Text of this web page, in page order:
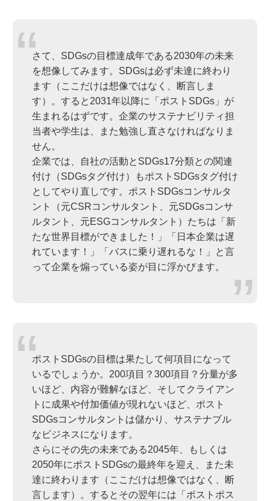
さて、SDGsの目標達成年である2030年の未来
を想像してみます。SDGsは必ず未達に終わり
ます（ここだけは想像ではなく、断言しま
す）。すると2031年以降に「ポストSDGs」が
生まれるはずです。企業のサステナビリティ担
当者や学生は、また勉強し直さなければなりま
せん。
企業では、自社の活動とSDGs17分類との関連
付け（SDGsタグ付け）もポストSDGsタグ付け
としてやり直しです。ポストSDGsコンサルタ
ント（元CSRコンサルタント、元SDGsコンサ
ルタント、元ESGコンサルタント）たちは「新
たな世界目標ができました！」「日本企業は遅
れています！」「バスに乗り遅れるな！」と言
って企業を煽っている姿が目に浮かびます。
ポストSDGsの目標は果たして何項目になって
いるでしょうか。200項目？300項目？分量が多
いほど、内容が難解なほど、そしてクライアン
トに成果や付加価値が現れないほど、ポスト
SDGsコンサルタントは儲かり、サステナブル
なビジネスになります。
さらにその先の未来である2045年、もしくは
2050年にポストSDGsの最終年を迎え、また未
達に終わります（ここだけは想像ではなく、断
言します）。するとその翌年には「ポストポス